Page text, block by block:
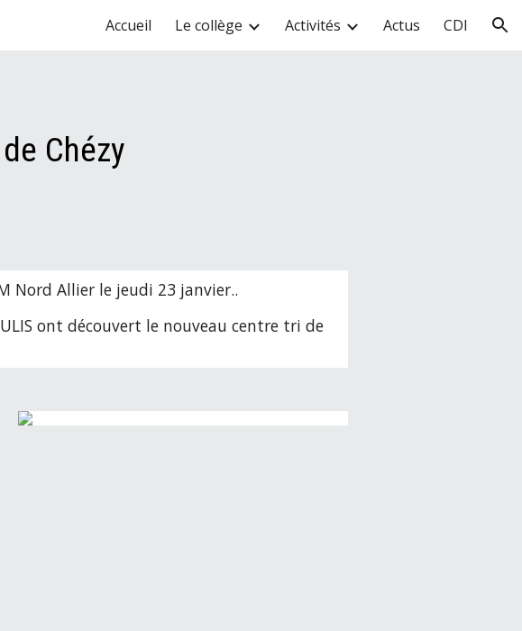
Skip to navigation
Accueil Le collège Activités Actus CDI
Chézy
Nord Allier le jeudi 23 janvier..
ont découvert le nouveau centre tri de